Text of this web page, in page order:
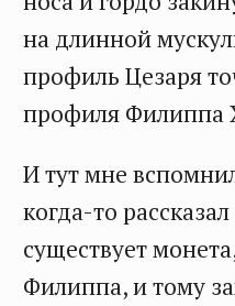
на длинной
профиль Цезаря
профиля Филиппа
И тут мне
когда-то
существует
Филиппа, и тому